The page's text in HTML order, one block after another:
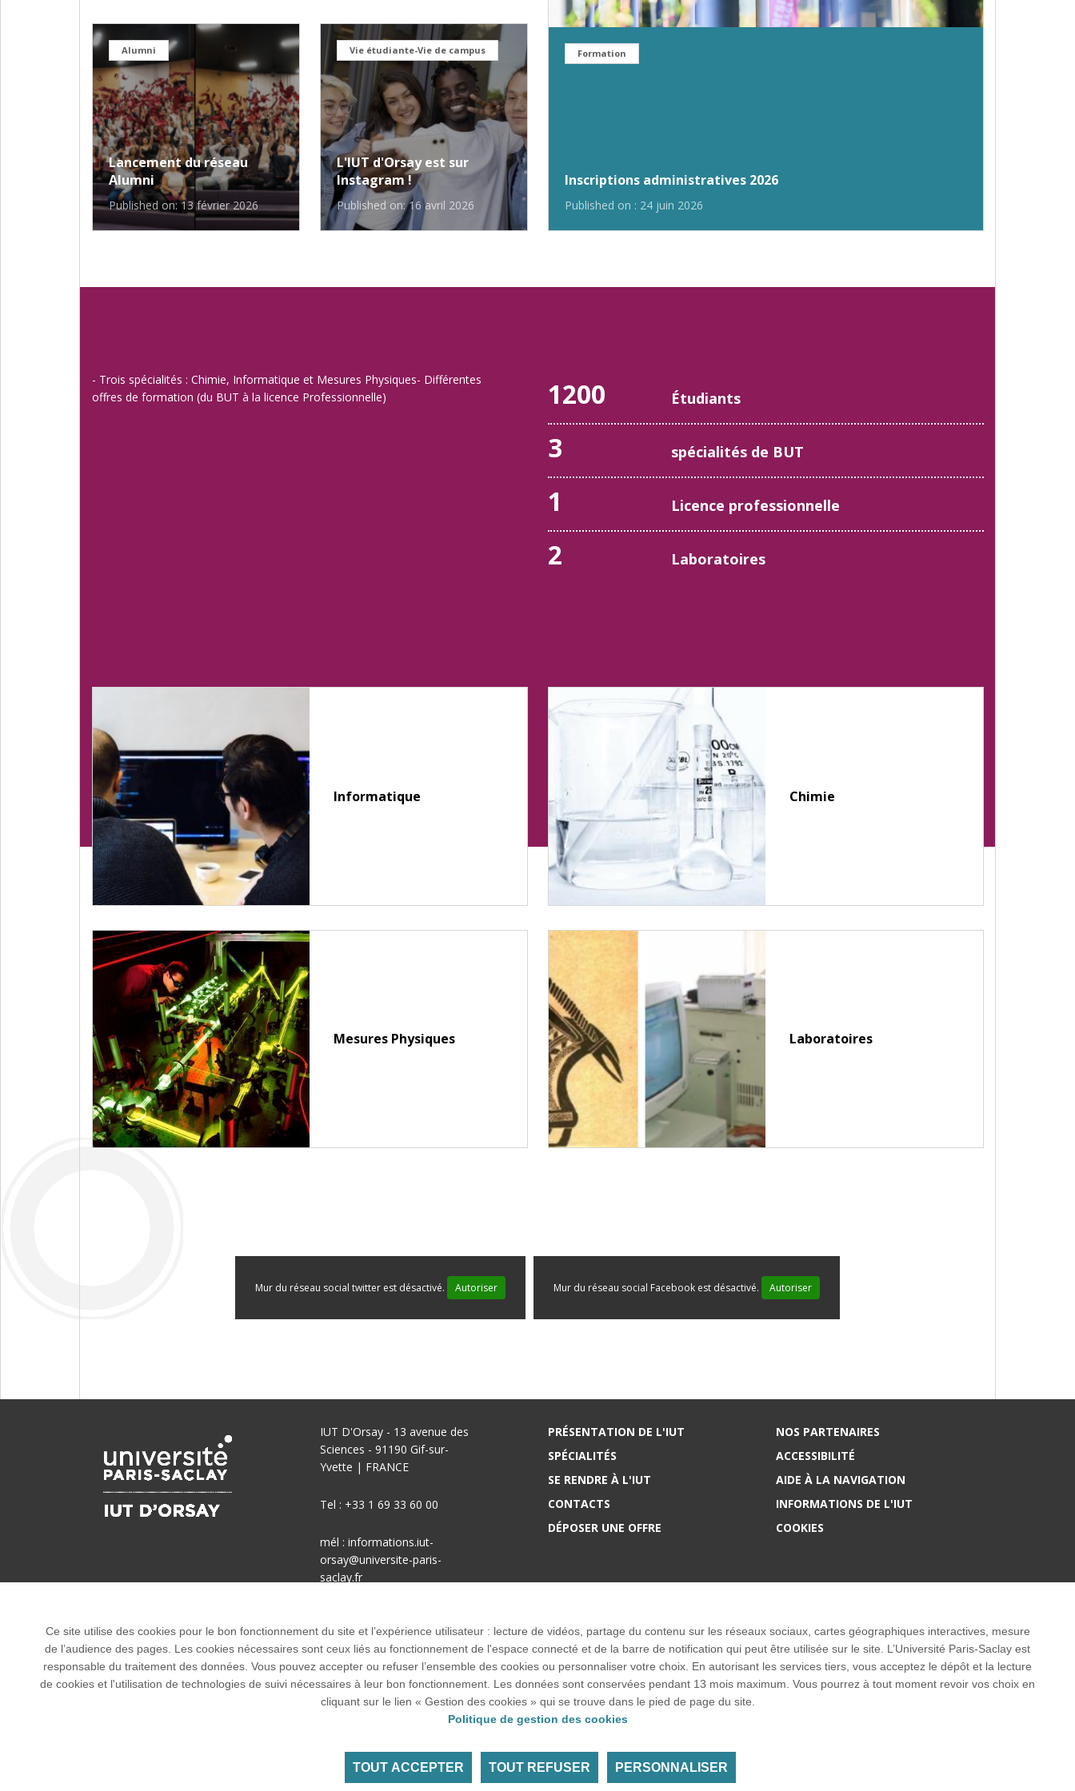
Alumni
Lancement du réseau
Alumni
Published on: 13 février 2026
Vie étudiante-Vie de campus
L'IUT d'Orsay est sur
Instagram !
Published on: 16 avril 2026
Formation
Inscriptions administratives 2026
Published on : 24 juin 2026
- Trois spécialités : Chimie, Informatique et Mesures Physiques- Différentes
offres de formation (du BUT à la licence Professionnelle)
1200 Étudiants
3 spécialités de BUT
1 Licence professionnelle
2 Laboratoires
Informatique Chimie
Mesures Physiques Laboratoires
Mur du réseau social twitter est désactivé. Autoriser Mur du réseau social Facebook est désactivé. Autoriser
IUT D'Orsay - 13 avenue des
Sciences - 91190 Gif-sur-
Yvette | FRANCE
Tel : +33 1 69 33 60 00
mél : informations.iut-
orsay@universite-paris-
saclay.fr
Plan google maps
PRÉSENTATION DE L'IUT
SPÉCIALITÉS
SE RENDRE À L'IUT
CONTACTS
DÉPOSER UNE OFFRE
NOS PARTENAIRES
ACCESSIBILITÉ
AIDE À LA NAVIGATION
INFORMATIONS DE L'IUT
COOKIES
Accueil des publics internationaux
Ce site utilise des cookies pour le bon fonctionnement du site et l’expérience utilisateur : lecture de vidéos, partage du contenu sur les réseaux sociaux, cartes géographiques interactives, mesure
de l’audience des pages. Les cookies nécessaires sont ceux liés au fonctionnement de l'espace connecté et de la barre de notification qui peut être utilisée sur le site. L’Université Paris-Saclay est
responsable du traitement des données. Vous pouvez accepter ou refuser l’ensemble des cookies ou personnaliser votre choix. En autorisant les services tiers, vous acceptez le dépôt et la lecture
de cookies et l'utilisation de technologies de suivi nécessaires à leur bon fonctionnement. Les données sont conservées pendant 13 mois maximum. Vous pourrez à tout moment revoir vos choix en
cliquant sur le lien « Gestion des cookies » qui se trouve dans le pied de page du site.
Politique de gestion des cookies
TOUT ACCEPTER TOUT REFUSER PERSONNALISER